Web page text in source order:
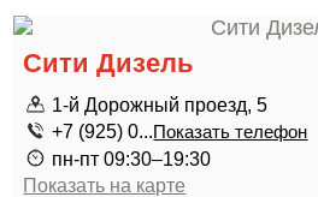
Сити Дизель
1-й Дорожный проезд, 5
+7 (925) 0...Показать телефон
пн-пт 09:30–19:30
Показать на карте